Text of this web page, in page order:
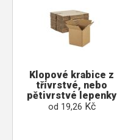
Klopové krabice z
třívrstvé, nebo
pětivrstvé lepenky
od 19,26 Kč